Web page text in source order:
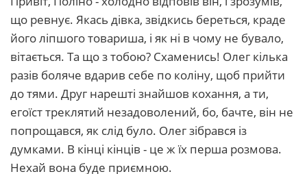
що ревнує. Якась дівка, звідкись береться, краде
його ліпшого товариша, і як ні в чому не бувало,
вітається. Та що з тобою? Схаменись! Олег кілька
разів боляче вдарив себе по коліну, щоб прийти
до тями. Друг нарешті знайшов кохання, а ти,
егоїст треклятий незадоволений, бо, бачте, він не
попрощався, як слід було. Олег зібрався із
думками. В кінці кінців - це ж їх перша розмова.
Нехай вона буде приємною.